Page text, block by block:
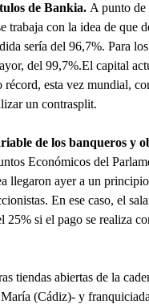
de Bankia. A punto de
con la idea de que
sería del 96,7%. Para
del 99,7%.El capital
esta vez mundial,
un contrasplit.
de los banqueros y
Económicos del
llegaron ayer a un
En ese caso, el
si el pago se realiza
tiendas abiertas de la
(Cádiz)- y